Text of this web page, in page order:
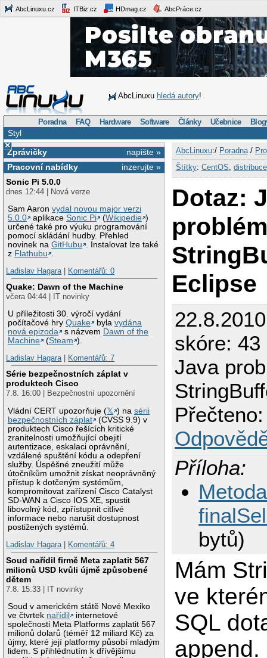
AbcLinuxu.cz ITBiz.cz HDmag.cz AbcPráce.cz
AbcLinuxu hledá autory!
Poradna FAQ Hardware Software Články Učebnice
Styl
×
napište »
Zprávičky
inzerujte »
Pracovní nabídky
Sonic Pi 5.0.0
dnes 12:44 | Nová verze
Sam Aaronvydal novou major verzi
5.0.0
aplikaceSonic Pi (Wikipedie )
určené také pro výuku programování
pomocí skládání hudby. Přehled
novinek naGitHubu
. Instalovat lze také
z Flathubu
Ladislav Hagara| Komentářů: 0
Quake: Dawn of the Machine
včera 04:44 | IT novinky
U příležitosti 30. výročí vydání
počítačové hryQuake bylavydána
nová epizoda
s názvem Dawn of the
Machine
(Steam ).
Ladislav Hagara| Komentářů: 7
Série bezpečnostních záplat v
produktech Cisco
7.8. 16:00 | Bezpečnostní upozornění
Vládní CERT upozorňuje (𝕏 ) nasérii
bezpečnostních záplat
(CVSS 9.9) v
produktech Cisco řešících kritické
zranitelnosti umožňující obejití
autentizace, eskalaci oprávnění,
vzdálené spuštění kódu a odepření
služby. Úspěšné zneužití může
útočníkům umožnit získat neoprávněný
přístup k dotčeným systémům,
kompromitovat zařízení Cisco Catalyst
SD-WAN a Cisco IOS XE, spustit
libovolný kód, zpřístupnit citlivé
informace nebo narušit dostupnost
postižených systémů.
Ladislav Hagara| Komentářů: 4
Soud nařídil firmě Meta zaplatit 567
milionů USD kvůli újmě způsobené
dětem
7.8. 15:33 | IT novinky
Soud v americkém státě Nové Mexiko
ve čtvrtek nařídil
internetové
společnosti Meta Platforms zaplatit 567
milionů dolarů (téměř 12 miliard Kč) za
újmy, které její platformy působí mladým
lidem. S přihlédnutím k dřívějšímu
AbcLinuxu:/ Poradna/
Štítky: CentOS distribuce
Dotaz:
Eclipse
skóre:
Java
Příloha:
Metoda
bytů)
Mám
ve
SQL
append.